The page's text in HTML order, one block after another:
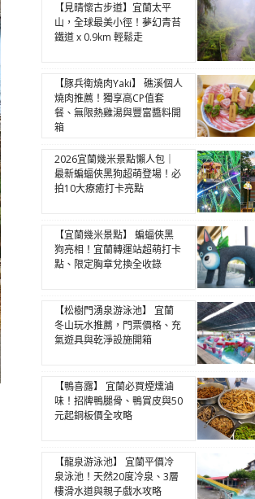
【見晴懷古步道】宜蘭太平
山，全球最美小徑！夢幻青苔
鐵道 x 0.9km 輕鬆走
【豚兵衛燒肉Yaki】 礁溪個人
燒肉推薦！獨享高CP值套
餐、無限熱雞湯與豐富醬料開
箱
2026宜蘭幾米景點懶人包｜
最新蝙蝠俠黑狗超萌登場！必
拍10大療癒打卡亮點
【宜蘭幾米景點】 蝙蝠俠黑
狗亮相！宜蘭轉運站超萌打卡
點、限定胸章兌換全收錄
【松樹門湧泉游泳池】 宜蘭
冬山玩水推薦，門票價格、充
氣遊具與乾淨設施開箱
【鴨喜露】 宜蘭必買煙燻滷
味！招牌鴨腿骨、鴨賞皮與50
元起銅板價全攻略
【龍泉游泳池】 宜蘭平價冷
泉泳池！天然20度冷泉、3層
樓滑水道與親子戲水攻略